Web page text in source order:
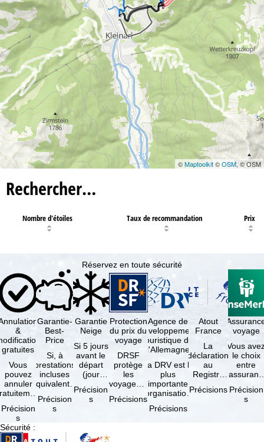
©Maptoolkit©OSM, © OSM
Rechercher…
Nombre d'étoiles Taux de recommandation Prix
Réservez en toute sécurité
&
gratuites
Vous
pouvez
annuler
suivant
la
Précision
s
Garantie-
Best-
Price
Si, à
prestations
incluses
équivalentes
réserve de
disponibilités,
Précision
s
Garantie
Neige
Si 5 jours
avant le
départ
(jour
d'arrivée),
tous les
domaines
Précision
s
Protection
du prix du
voyage
DRSF
protège
les
voyageurs
réservent
Précisions
Agence de
développement
touristique de
l'Allemagne
La DRV est la
plus
importante
organisation
professionnels
Précisions
Atout
France
La
déclaration
au
Registre
Opérateurs
Précisions
voyage
Vous
le choix
entre
et
Précision
s
Sécurité :